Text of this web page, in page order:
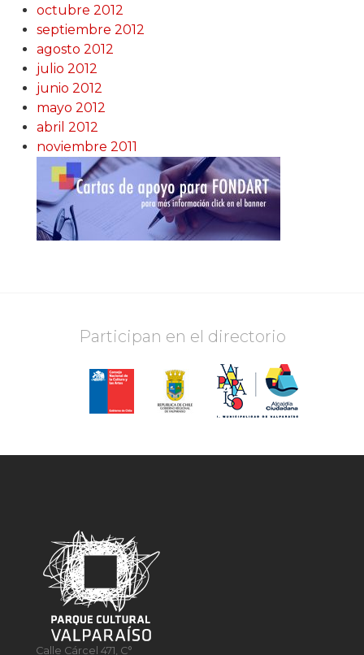
octubre 2012
septiembre 2012
agosto 2012
julio 2012
junio 2012
mayo 2012
abril 2012
noviembre 2011
Participan en el directorio
Calle Cárcel 471, C°